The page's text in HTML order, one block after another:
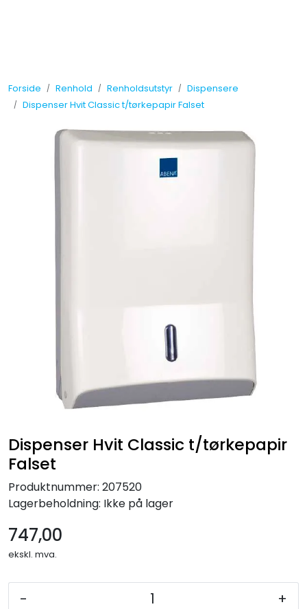
Forside Renhold Renholdsutstyr
Dispensere
Dispenser Hvit Classic t/tørkepapir Falset
Dispenser Hvit Classic t/tørkepapir
Falset
Produktnummer: 207520
Lagerbeholdning: Ikke på lager
747,00
ekskl. mva.
- +
Måleinstrumenter
Maskiner
Gravferd